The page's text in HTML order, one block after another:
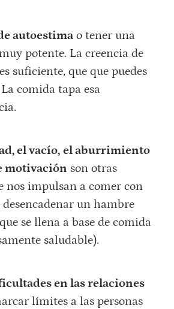
autoestimao tener una
potente. La creencia de
suficiente, que que puedes
comida tapa esa
el vacío, el aburrimiento
motivación son otras
nos impulsan a comer con
desencadenar un hambre
se llena a base de comida
saludable).
en las relaciones
límites a las personas